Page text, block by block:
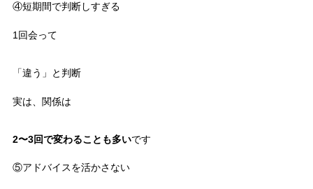
④短期間で判断しすぎる
1回会って
「違う」と判断
実は、関係は
2〜3回で変わることも多いです
⑤アドバイスを活かさない